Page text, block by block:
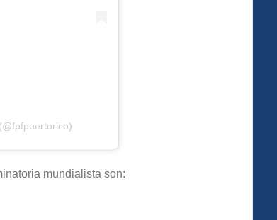
mundialista son: